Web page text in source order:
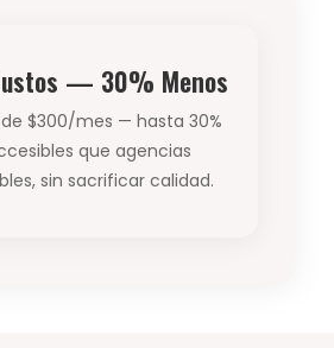
— 30% Menos
$300/mes — hasta 30%
que agencias
sin sacrificar calidad.